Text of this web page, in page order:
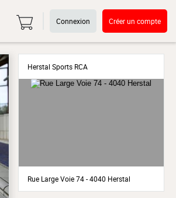
Connexion Créer un compte
Herstal Sports RCA
Rue Large Voie 74 - 4040 Herstal